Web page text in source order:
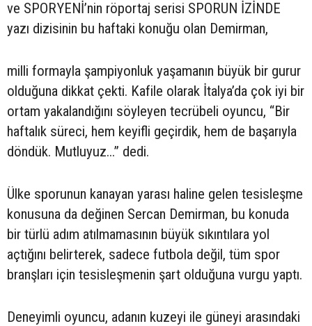
ve SPORYENİ’nin röportaj serisi SPORUN İZİNDE
yazı dizisinin bu haftaki konuğu olan Demirman,
milli formayla şampiyonluk yaşamanın büyük bir gurur
olduğuna dikkat çekti. Kafile olarak İtalya’da çok iyi bir
ortam yakalandığını söyleyen tecrübeli oyuncu, “Bir
haftalık süreci, hem keyifli geçirdik, hem de başarıyla
döndük. Mutluyuz...” dedi.
Ülke sporunun kanayan yarası haline gelen tesisleşme
konusuna da değinen Sercan Demirman, bu konuda
bir türlü adım atılmamasının büyük sıkıntılara yol
açtığını belirterek, sadece futbola değil, tüm spor
branşları için tesisleşmenin şart olduğuna vurgu yaptı.
Deneyimli oyuncu, adanın kuzeyi ile güneyi arasındaki